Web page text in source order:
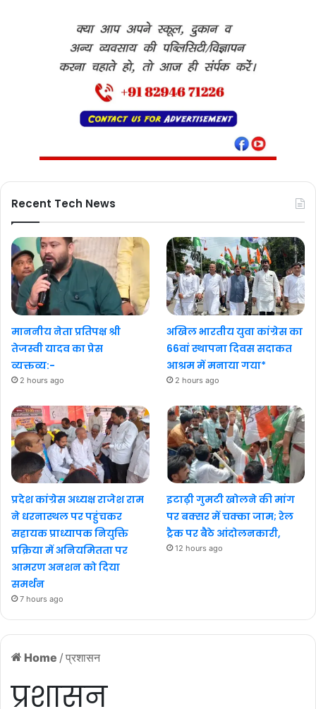
Home / प्रशासन
प्रशासन
Recent Tech News
माननीय नेता प्रतिपक्ष श्री
तेजस्वी यादव का प्रेस
व्यक्तव्य:-
2 hours ago
अखिल भारतीय युवा कांग्रेस का
66वां स्थापना दिवस सदाकत
आश्रम में मनाया गया*
2 hours ago
प्रदेश कांग्रेस अध्यक्ष राजेश राम
ने धरनास्थल पर पहुंचकर
सहायक प्राध्यापक नियुक्ति
प्रक्रिया में अनियमितता पर
आमरण अनशन को दिया
समर्थन
7 hours ago
इटाढ़ी गुमटी खोलने की मांग
पर बक्सर में चक्का जाम; रेल
ट्रैक पर बैठे आंदोलनकारी,
12 hours ago